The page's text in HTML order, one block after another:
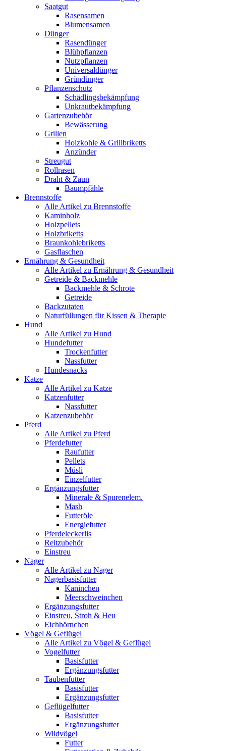
Saatgut
Rasensamen
Blumensamen
Dünger
Rasendünger
Blühpflanzen
Nutzpflanzen
Universaldünger
Gründünger
Pflanzenschutz
Schädlingsbekämpfung
Unkrautbekämpfung
Gartenzubehör
Bewässerung
Grillen
Holzkohle & Grillbriketts
Anzünder
Streugut
Rollrasen
Draht & Zaun
Baumpfähle
Brennstoffe
Alle Artikel zu Brennstoffe
Kaminholz
Holzpellets
Holzbriketts
Braunkohlebriketts
Gasflaschen
Ernährung & Gesundheit
Alle Artikel zu Ernährung & Gesundheit
Getreide & Backmehle
Backmehle & Schrote
Getreide
Backzutaten
Naturfüllungen für Kissen & Therapie
Hund
Alle Artikel zu Hund
Hundefutter
Trockenfutter
Nassfutter
Hundesnacks
Katze
Alle Artikel zu Katze
Katzenfutter
Nassfutter
Katzenzubehör
Pferd
Alle Artikel zu Pferd
Pferdefutter
Raufutter
Pellets
Müsli
Einzelfutter
Ergänzungsfutter
Minerale & Spurenelem.
Mash
Futteröle
Energiefutter
Pferdeleckerlis
Reitzubehör
Einstreu
Nager
Alle Artikel zu Nager
Nagerbasisfutter
Kaninchen
Meerschweinchen
Ergänzungsfutter
Einstreu, Stroh & Heu
Eichhörnchen
Vögel & Geflügel
Alle Artikel zu Vögel & Geflügel
Vogelfutter
Basisfutter
Ergänzungsfutter
Taubenfutter
Basisfutter
Ergänzungsfutter
Geflügelfutter
Basisfutter
Ergänzungsfutter
Wildvögel
Futter